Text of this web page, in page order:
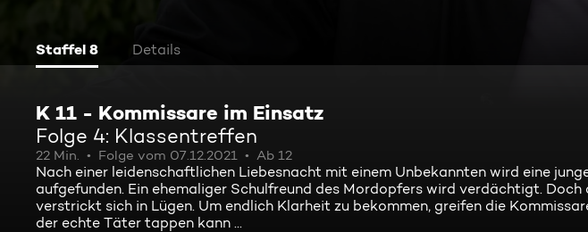
Staffel 8 Details
K 11 - Kommissare im Einsatz
Folge 4: Klassentreffen
22 Min. Folge vom 07.12.2021 Ab 12
Nach einer leidenschaftlichen Liebesnacht mit einem Unbekannten wird eine
aufgefunden. Ein ehemaliger Schulfreund des Mordopfers wird verdächtigt.
verstrickt sich in Lügen. Um endlich Klarheit zu bekommen, greifen die
der echte Täter tappen kann ...